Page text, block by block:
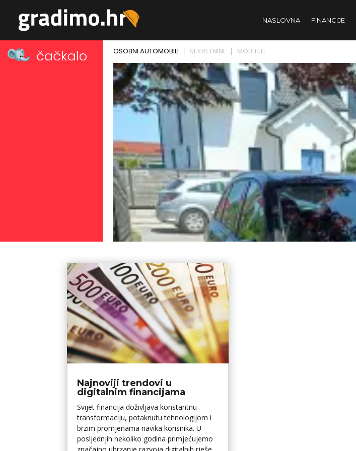
NASLOVNA FINANCIJE
Najnoviji trendovi u
digitalnim financijama
Svijet financija doživljava konstantnu
transformaciju, potaknutu tehnologijom i
brzim promjenama navika korisnika. U
posljednjih nekoliko godina primjećujemo